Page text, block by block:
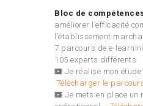
Bloc de
améliorer l’efficacité
l’établissement
7 parcours de e-
105 experts différents
Je réalise mon
Télécharger le
Je mets en place un